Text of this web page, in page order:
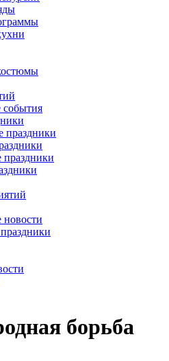
события
праздники
борьба